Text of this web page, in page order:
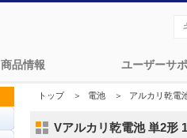
商品情報 ユーザーサ
トップ＞ 電池 ＞ アルカリ乾電
Vアルカリ乾電池 単2形